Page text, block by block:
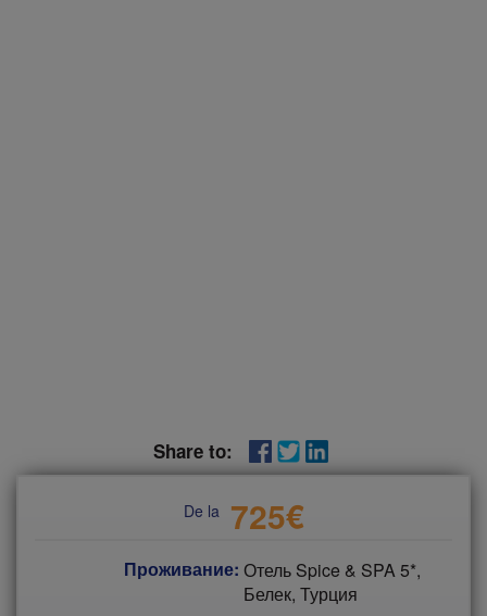
Share to:
De la 725€
Проживание: Отель Spice & SPA 5*,
Белек, Турция